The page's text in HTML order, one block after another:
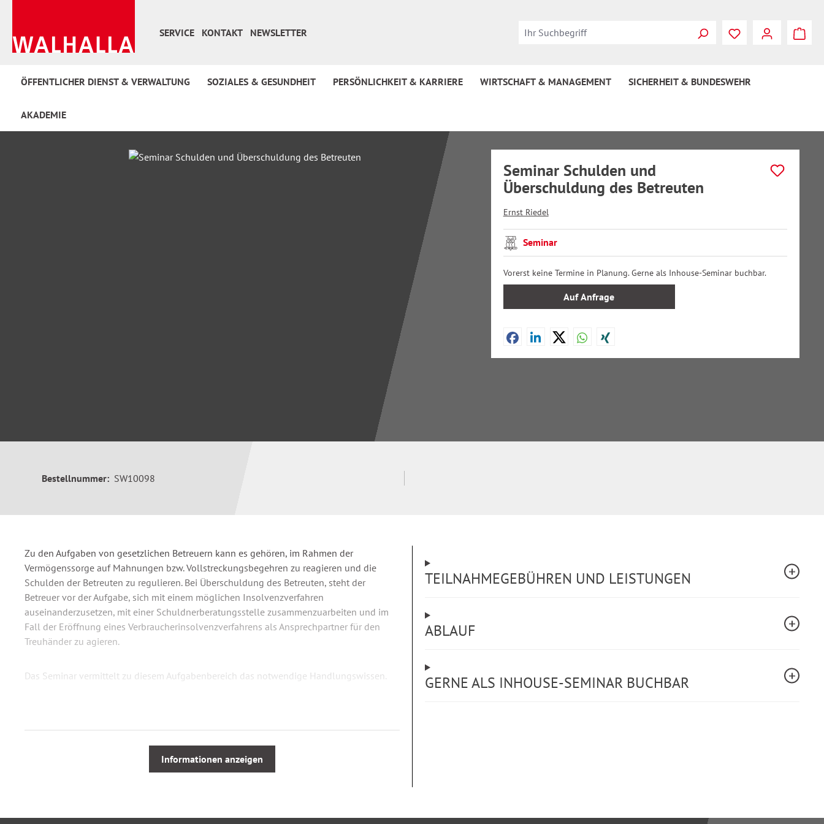
SERVICE
KONTAKT NEWSLETTER
ÖFFENTLICHER DIENST & VERWALTUNG SOZIALES & GESUNDHEIT PERSÖNLICHKEIT & KARRIERE WIRTSCHAFT & MANAGEMENT SICHERHEIT & BUNDESWEHR
AKADEMIE
Bildergalerie überspringen
Seminar Schulden und
Überschuldung des Betreuten
Ernst Riedel
Seminar
Vorerst keine Termine in Planung. Gerne als Inhouse-Seminar buchbar.
Auf Anfrage
Bestellnummer: SW10098
Zu den Aufgaben von gesetzlichen Betreuern kann es gehören, im Rahmen der
Vermögenssorge auf Mahnungen bzw. Vollstreckungsbegehren zu reagieren und die
Schulden der Betreuten zu regulieren. Bei Überschuldung des Betreuten, steht der
Betreuer vor der Aufgabe, sich mit einem möglichen Insolvenzverfahren
auseinanderzusetzen, mit einer Schuldnerberatungsstelle zusammenzuarbeiten und im
Fall der Eröffnung eines Verbraucherinsolvenzverfahrens als Ansprechpartner für den
Treuhänder zu agieren.
Das Seminar vermittelt zu diesem Aufgabenbereich das notwendige Handlungswissen.
Was ist überhaupt Überschuldung und was sind die typischen Schuldenformen?
Informationen anzeigen
TEILNAHMEGEBÜHREN UND LEISTUNGEN
ABLAUF
GERNE ALS INHOUSE-SEMINAR BUCHBAR